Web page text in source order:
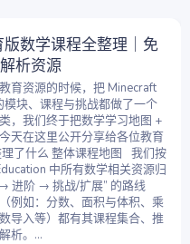
数学课程全整理｜免
析资源
育资源的时候，把 Minecraft
块、课程与挑战都做了一个
，我们终于把数学学习地图 +
天在这里公开分享给各位教育
了什么 整体课程地图 我们按
中所有数学相关资源归
进阶 → 挑战/扩展” 的路线
例如：分数、面积与体积、乘
导入等）都有其课程集合、推
析。...